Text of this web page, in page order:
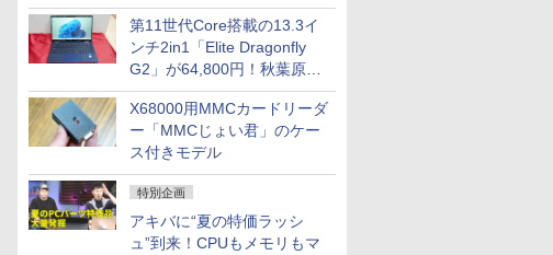
第11世代Core搭載の13.3イ
ンチ2in1「Elite Dragonfly
G2」が64,800円！秋葉原で
中古PCセール
X68000用MMCカードリーダ
ー「MMCじょい君」のケー
ス付きモデル
特別企画
アキバに“夏の特価ラッシ
ュ”到来！CPUもメモリもマ